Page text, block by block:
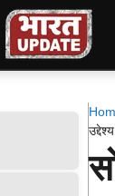
उद्देश्य